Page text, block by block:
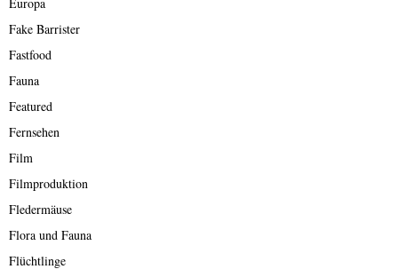
Europa
Fake Barrister
Fastfood
Fauna
Featured
Fernsehen
Film
Filmproduktion
Fledermäuse
Flora und Fauna
Flüchtlinge